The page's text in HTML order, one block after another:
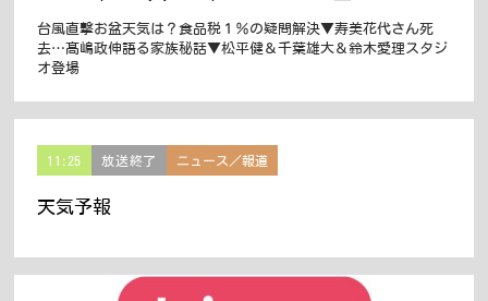
台風直撃お盆天気は？食品税１％の疑問解決▼寿美花代さん死
去…髙嶋政伸語る家族秘話▼松平健＆千葉雄大＆鈴木愛理スタジ
オ登場
11:25 放送終了 ニュース／報道
天気予報